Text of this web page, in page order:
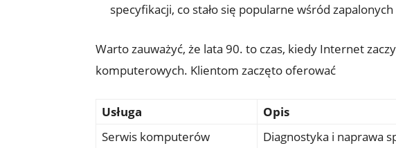
specyfikacji, co stało się popularne wśród
Warto zauważyć, że lata 90. to czas, kiedy Internet
komputerowych. Klientom zaczęto oferować
Usługa
Opis
Serwis komputerów
Diagnostyka i naprawa